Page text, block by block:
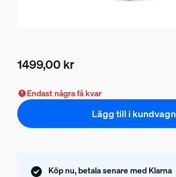
1499,00 kr
Endast några få kvar
Lägg till i kundvagn
Köp nu, betala senare med Klarna